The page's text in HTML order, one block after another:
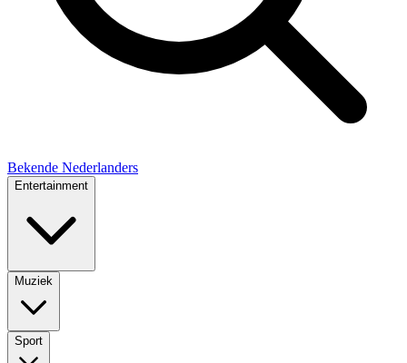
Bekende Nederlanders
Entertainment
Muziek
Sport